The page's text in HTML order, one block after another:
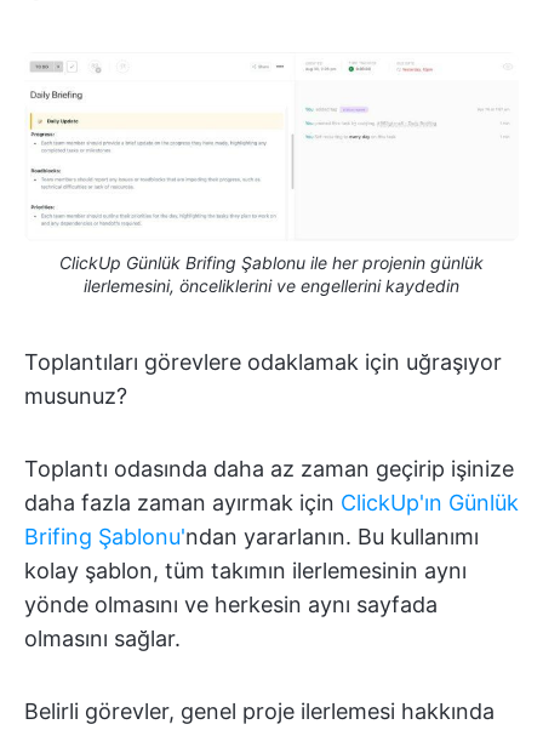
ClickUp Günlük Brifing Şablonu ile her projenin günlük
ilerlemesini, önceliklerini ve engellerini kaydedin
Toplantıları görevlere odaklamak için uğraşıyor
musunuz?
Toplantı odasında daha az zaman geçirip işinize
daha fazla zaman ayırmak için ClickUp'ın Günlük
Brifing Şablonu'ndan yararlanın. Bu kullanımı
kolay şablon, tüm takımın ilerlemesinin aynı
yönde olmasını ve herkesin aynı sayfada
olmasını sağlar.
Belirli görevler, genel proje ilerlemesi hakkında